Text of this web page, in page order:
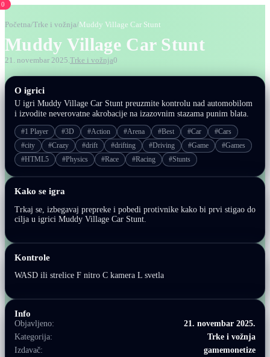
0
Početna/Trke i vožnja/Muddy Village Car Stunt
Muddy Village Car Stunt
21. novembar 2025.Trke i vožnja0
O igrici
U igri Muddy Village Car Stunt preuzmite kontrolu nad automobilom
i izvodite neverovatne akrobacije na izazovnim stazama punim blata.
#1 Player #3D #Action #Arena #Best #Car
#Cars
#city
#Crazy #drift #drifting #Driving #Game
#Games
#HTML5
#Physics #Race #Racing #Stunts
Kako se igra
Trkaj se, izbegavaj prepreke i pobedi protivnike kako bi prvi stigao do
cilja u igrici Muddy Village Car Stunt.
Kontrole
WASD ili strelice F nitro C kamera L svetla
Info
Objavljeno:
21. novembar 2025.
Kategorija:
Trke i vožnja
Izdavač:
gamemonetize